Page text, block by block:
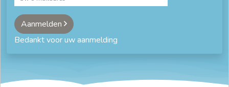
Aanmelden
Bedankt voor uw aanmelding